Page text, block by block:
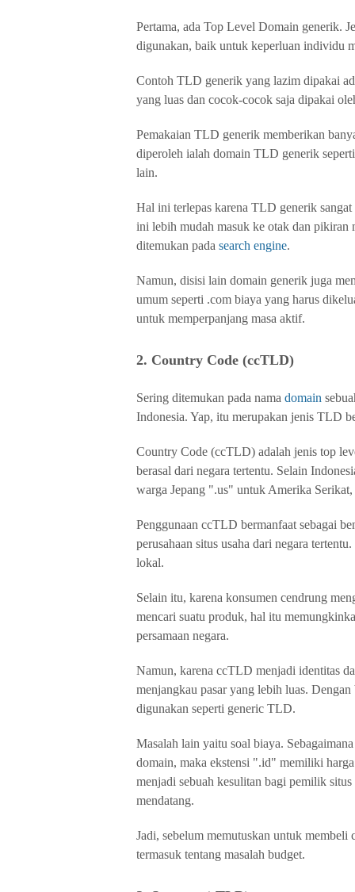
Pertama, ada Top Level Domain generik.
digunakan, baik untuk keperluan individu
Contoh TLD generik yang lazim dipakai
yang luas dan cocok-cocok saja dipakai
Pemakaian TLD generik memberikan
diperoleh ialah domain TLD generik
lain.
Hal ini terlepas karena TLD generik
ini lebih mudah masuk ke otak dan pikiran
ditemukan pada search engine.
Namun, disisi lain domain generik juga
umum seperti .com biaya yang harus
untuk memperpanjang masa aktif.
2. Country Code (ccTLD)
Sering ditemukan pada nama domain
Indonesia. Yap, itu merupakan jenis TLD
Country Code (ccTLD) adalah jenis top
berasal dari negara tertentu. Selain
warga Jepang ".us" untuk Amerika
Penggunaan ccTLD bermanfaat sebagai
perusahaan situs usaha dari negara
lokal.
Selain itu, karena konsumen cendrung
mencari suatu produk, hal itu
persamaan negara.
Namun, karena ccTLD menjadi identitas
menjangkau pasar yang lebih luas.
digunakan seperti generic TLD.
Masalah lain yaitu soal biaya.
domain, maka ekstensi ".id" memiliki
menjadi sebuah kesulitan bagi pemilik
mendatang.
Jadi, sebelum memutuskan untuk
termasuk tentang masalah budget.